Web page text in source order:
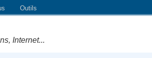
Outils
Internet...